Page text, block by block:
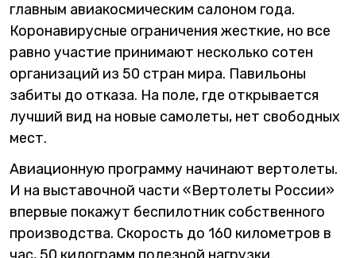
главным авиакосмическим салоном года.
Коронавирусные ограничения жесткие, но все
равно участие принимают несколько сотен
организаций из 50 стран мира. Павильоны
забиты до отказа. На поле, где открывается
лучший вид на новые самолеты, нет свободных
мест.
Авиационную программу начинают вертолеты.
И на выставочной части «Вертолеты России»
впервые покажут беспилотник собственного
производства. Скорость до 160 километров в